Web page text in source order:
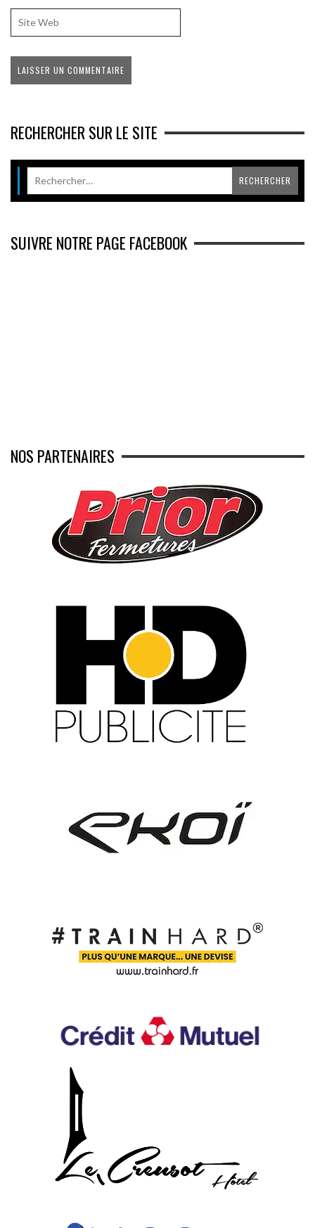
RECHERCHER SUR LE SITE
SUIVRE NOTRE PAGE FACEBOOK
NOS PARTENAIRES